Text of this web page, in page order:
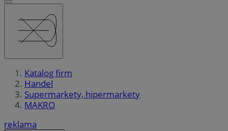
Katalog firm
Handel
Supermarkety, hipermarkety
MAKRO
reklama